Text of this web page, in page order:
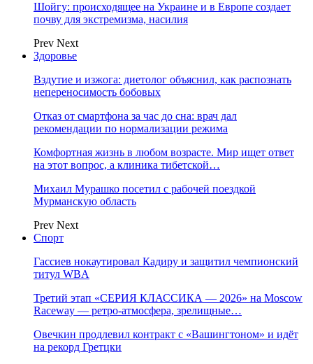
Шойгу: происходящее на Украине и в Европе создает
почву для экстремизма, насилия
Prev Next
Здоровье
Вздутие и изжога: диетолог объяснил, как распознать
непереносимость бобовых
Отказ от смартфона за час до сна: врач дал
рекомендации по нормализации режима
Комфортная жизнь в любом возрасте. Мир ищет ответ
на этот вопрос, а клиника тибетской…
Михаил Мурашко посетил с рабочей поездкой
Мурманскую область
Prev Next
Спорт
Гассиев нокаутировал Кадиру и защитил чемпионский
титул WBA
Третий этап «СЕРИЯ КЛАССИКА — 2026» на Moscow
Raceway — ретро‑атмосфера, зрелищные…
Овечкин продлевил контракт с «Вашингтоном» и идёт
на рекорд Гретцки